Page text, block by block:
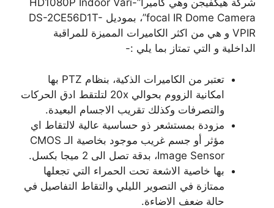
شركة هيكفيجن وهي كاميرا”HD1080P Indoor Vari-
focal IR Dome Camera”، بموديل DS-2CE56D1T-
VPIR و هي من اكثر الكاميرات المميزة للمراقبة
الداخلية و التي تمتاز بما يلي :-
تعتبر من الكاميرات الذكية، بنظام PTZ بها
امكانية الزووم بحوالي 20x لتلتقط ادق الحركات
والتصرفات وكذلك تقريب الاجسام البعيدة.
مزودة بمستشعر ذو حساسية عالية لالتقاط اي
مؤثر أو جسم غريب موجود بخاصية الـ CMOS
Image Sensor، بدقة تصل الى 2 ميجا بكسل.
بها خاصية الاشعة تحت الحمراء التي تجعلها
ممتازة في التصوير الليلي والتقاط التفاصيل في
حالة ضعف الاضاءة.